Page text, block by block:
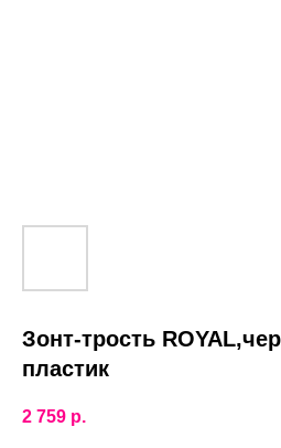
Зонт-трость
пластик
2 759 р.